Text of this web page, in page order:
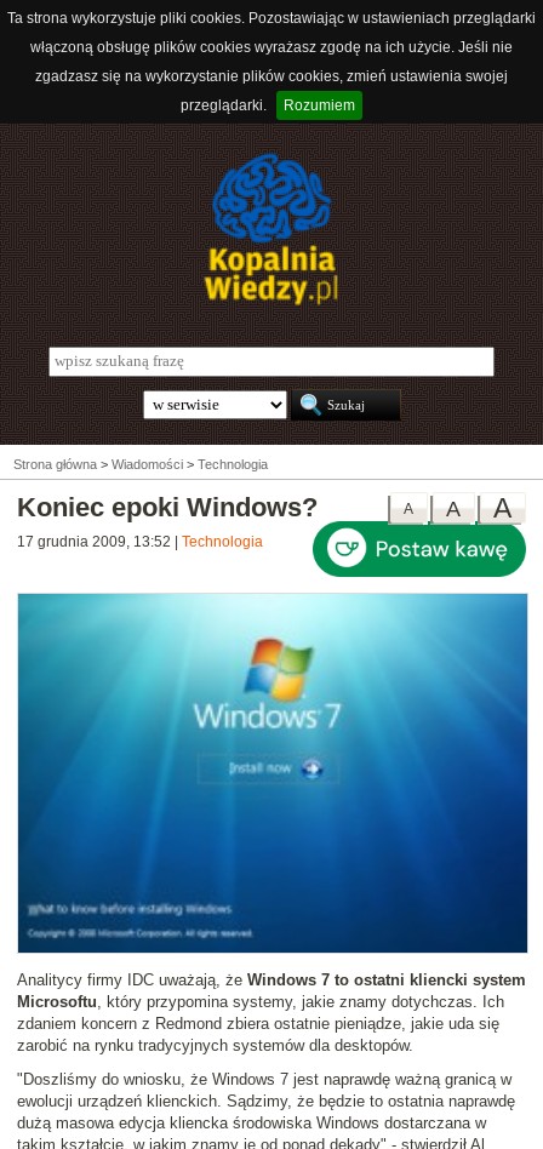
Ta strona wykorzystuje pliki cookies. Pozostawiając w ustawieniach przeglądarki
włączoną obsługę plików cookies wyrażasz zgodę na ich użycie. Jeśli nie
zgadzasz się na wykorzystanie plików cookies, zmień ustawienia swojej
przeglądarki.
Rozumiem
Strona główna > Wiadomości > Technologia
A
A
A
Koniec epoki Windows?
17 grudnia 2009, 13:52 Technologia
Analitycy firmy IDC uważają, że Windows 7 to ostatni kliencki system
Microsoftu , który przypomina systemy, jakie znamy dotychczas. Ich
zdaniem koncern z Redmond zbiera ostatnie pieniądze, jakie uda się
zarobić na rynku tradycyjnych systemów dla desktopów.
"Doszliśmy do wniosku, że Windows 7 jest naprawdę ważną granicą w
ewolucji urządzeń klienckich. Sądzimy, że będzie to ostatnia naprawdę
dużą masowa edycja kliencka środowiska Windows dostarczana w
takim kształcie, w jakim znamy je od ponad dekady" - stwierdził Al